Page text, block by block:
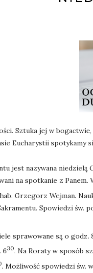
Sztuka jej w
Eucharystii spotykamy
jest nazywana niedzielą
na spotkanie z
Grzegorz Wejman.
Spowiedzi św.
sprawowane są o godz.
630. Na Roraty w sposób
. Możliwość spowiedzi św.